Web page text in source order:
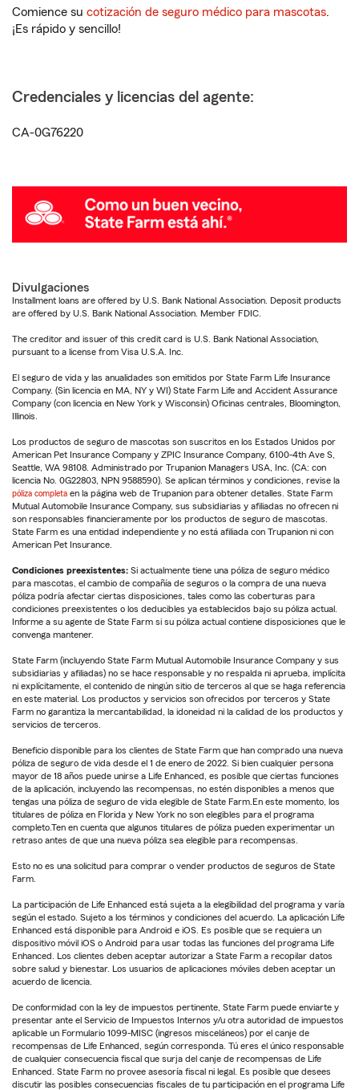
Comience su cotización de seguro médico para mascotas.
¡Es rápido y sencillo!
Credenciales y licencias del agente:
CA-0G76220
Divulgaciones
Installment loans are offered by U.S. Bank National Association. Deposit products
are offered by U.S. Bank National Association. Member FDIC.
The creditor and issuer of this credit card is U.S. Bank National Association,
pursuant to a license from Visa U.S.A. Inc.
El seguro de vida y las anualidades son emitidos por State Farm Life Insurance
Company. (Sin licencia en MA, NY y WI) State Farm Life and Accident Assurance
Company (con licencia en New York y Wisconsin) Oficinas centrales, Bloomington,
Illinois.
Los productos de seguro de mascotas son suscritos en los Estados Unidos por
American Pet Insurance Company y ZPIC Insurance Company, 6100-4th Ave S,
Seattle, WA 98108. Administrado por Trupanion Managers USA, Inc. (CA: con
licencia No. 0G22803, NPN 9588590). Se aplican términos y condiciones, revise la
póliza completa en la página web de Trupanion para obtener detalles. State Farm
Mutual Automobile Insurance Company, sus subsidiarias y afiliadas no ofrecen ni
son responsables financieramente por los productos de seguro de mascotas.
State Farm es una entidad independiente y no está afiliada con Trupanion ni con
American Pet Insurance.
Condiciones preexistentes: Si actualmente tiene una póliza de seguro médico
para mascotas, el cambio de compañía de seguros o la compra de una nueva
póliza podría afectar ciertas disposiciones, tales como las coberturas para
condiciones preexistentes o los deducibles ya establecidos bajo su póliza actual.
Informe a su agente de State Farm si su póliza actual contiene disposiciones que le
convenga mantener.
State Farm (incluyendo State Farm Mutual Automobile Insurance Company y sus
subsidiarias y afiliadas) no se hace responsable y no respalda ni aprueba, implícita
ni explícitamente, el contenido de ningún sitio de terceros al que se haga referencia
en este material. Los productos y servicios son ofrecidos por terceros y State
Farm no garantiza la mercantabilidad, la idoneidad ni la calidad de los productos y
servicios de terceros.
Beneficio disponible para los clientes de State Farm que han comprado una nueva
póliza de seguro de vida desde el 1 de enero de 2022. Si bien cualquier persona
mayor de 18 años puede unirse a Life Enhanced, es posible que ciertas funciones
de la aplicación, incluyendo las recompensas, no estén disponibles a menos que
tengas una póliza de seguro de vida elegible de State Farm.En este momento, los
titulares de póliza en Florida y New York no son elegibles para el programa
completo.Ten en cuenta que algunos titulares de póliza pueden experimentar un
retraso antes de que una nueva póliza sea elegible para recompensas.
Esto no es una solicitud para comprar o vender productos de seguros de State
Farm.
La participación de Life Enhanced está sujeta a la elegibilidad del programa y varía
según el estado. Sujeto a los términos y condiciones del acuerdo. La aplicación Life
Enhanced está disponible para Android e iOS. Es posible que se requiera un
dispositivo móvil iOS o Android para usar todas las funciones del programa Life
Enhanced. Los clientes deben aceptar autorizar a State Farm a recopilar datos
sobre salud y bienestar. Los usuarios de aplicaciones móviles deben aceptar un
acuerdo de licencia.
De conformidad con la ley de impuestos pertinente, State Farm puede enviarte y
presentar ante el Servicio de Impuestos Internos y/u otra autoridad de impuestos
aplicable un Formulario 1099-MISC (ingresos misceláneos) por el canje de
recompensas de Life Enhanced, según corresponda. Tú eres el único responsable
de cualquier consecuencia fiscal que surja del canje de recompensas de Life
Enhanced. State Farm no provee asesoría fiscal ni legal. Es posible que desees
discutir las posibles consecuencias fiscales de tu participación en el programa Life